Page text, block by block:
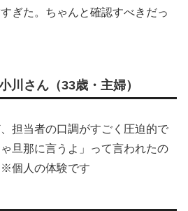
ぎた。ちゃんと確認すべきだっ
さん（33歳・主婦）
担当者の口調がすごく圧迫的で
旦那に言うよ」って言われたの
個人の体験です